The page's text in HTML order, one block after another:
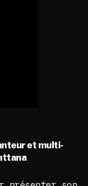
et multi-